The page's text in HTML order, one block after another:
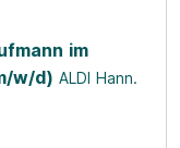
im
w/d) ALDI Hann.